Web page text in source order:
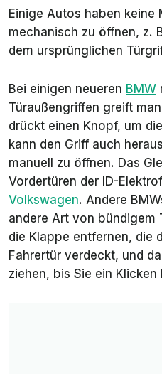
Einige Autos haben keine
mechanisch zu öffnen, z.
dem ursprünglichen
Bei einigen neueren BMW
Türaußengriffen greift
drückt einen Knopf, um
kann den Griff auch
manuell zu öffnen. Das
Vordertüren der ID-
Volkswagen. Andere
andere Art von bündigem
die Klappe entfernen, die
Fahrertür verdeckt, und
ziehen, bis Sie ein Klicken